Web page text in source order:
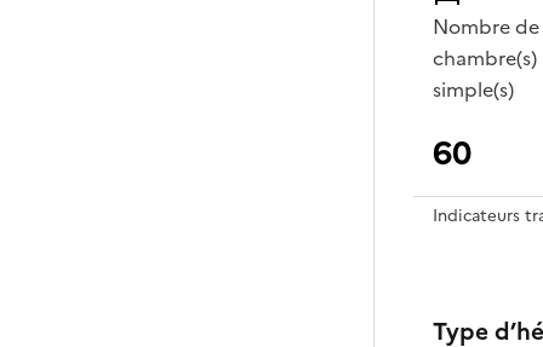
Nombre de
chambre(s)
simple(s)
60
Indicateurs
Type